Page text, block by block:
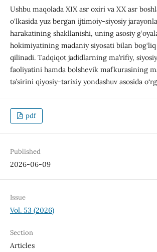
Ushbu maqolada XIX asr oxiri va XX asr
o‘lkasida yuz bergan ijtimoiy-siyosiy
harakatining shakllanishi, uning asosiy
hokimiyatining madaniy siyosati bilan
qilinadi. Tadqiqot jadidlarning ma’rifiy,
faoliyatini hamda bolshevik mafkurasining
ta’sirini qiyosiy-tarixiy yondashuv asosida
pdf
Published
2026-06-09
Issue
Vol. 53 (2026)
Section
Articles